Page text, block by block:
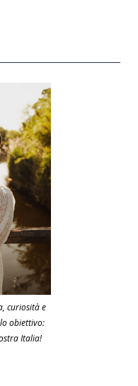
curiosità e
obiettivo:
Italia!